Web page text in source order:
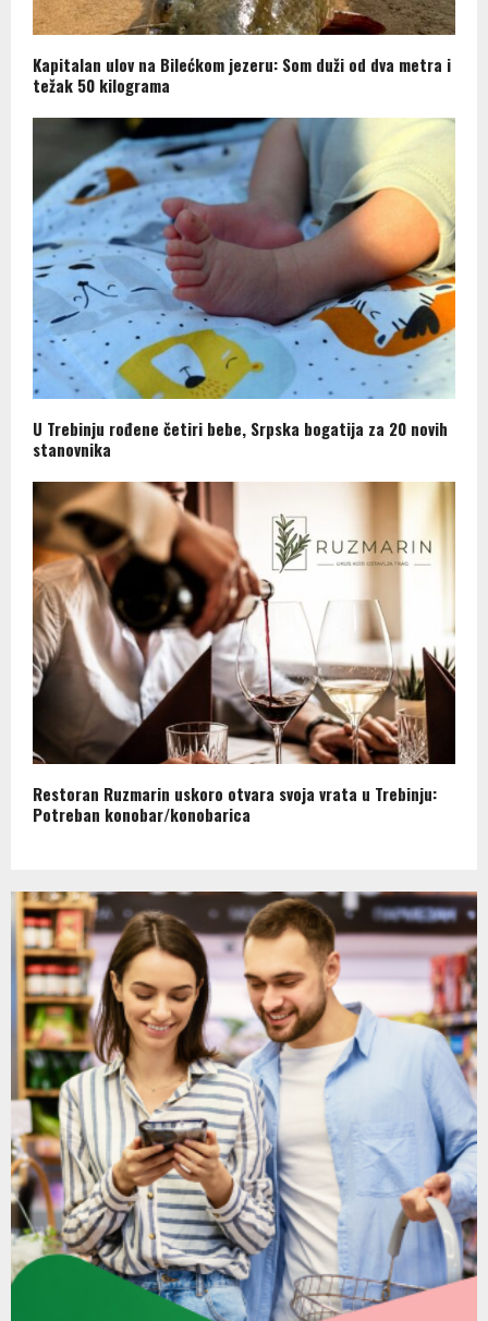
Kapitalan ulov na Bilećkom jezeru: Som duži od dva metra i
težak 50 kilograma
U Trebinju rođene četiri bebe, Srpska bogatija za 20 novih
stanovnika
Restoran Ruzmarin uskoro otvara svoja vrata u Trebinju:
Potreban konobar/konobarica